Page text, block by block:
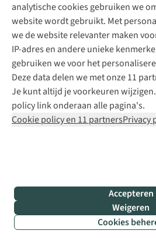
analytische cookies gebruiken we
website wordt gebruikt. Met
we de website relevanter maken
IP-adres en andere unieke
gebruiken we voor het
Deze data delen we met onze 11
Je kunt altijd je voorkeuren
policy link onderaan alle pagina's.
Cookie policy en 11 partnersPrivacy
Accepteren
Weigeren
Cookies
DUURZAAMHEID
Bewuste keuze
Verleng levensduur
Tweede leven
Verhuur
Bever koopt terug
Buitenmens
Initiatieven & partners
Duurzaamheidsbeleid
Word Buitenvriend
€10 welkomstkorting